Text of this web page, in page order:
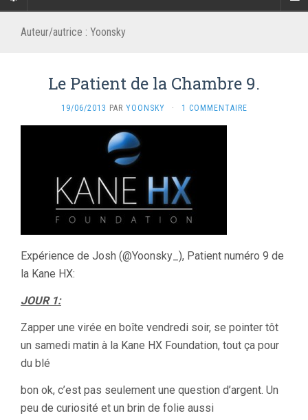
Auteur/autrice : Yoonsky
Le Patient de la Chambre 9.
19/06/2013 PAR YOONSKY · 1 COMMENTAIRE
Expérience de Josh (@Yoonsky_), Patient numéro 9 de
la Kane HX:
JOUR 1:
Zapper une virée en boîte vendredi soir, se pointer tôt
un samedi matin à la Kane HX Foundation, tout ça pour
du blé
bon ok, c’est pas seulement une question d’argent. Un
peu de curiosité et un brin de folie aussi